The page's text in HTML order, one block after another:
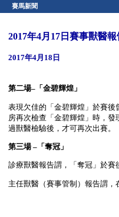
賽馬新聞
2017年4月17日賽事獸醫
2017年4月18日
第二場–「金碧輝煌」
表現欠佳的「金碧輝煌」於賽
房再次檢查「金碧輝煌」時，
過獸醫檢驗後，才可再次出賽。
第三場 –「奪冠」
診療獸醫報告謂，「奪冠」於
主任獸醫（賽事管制）報告謂